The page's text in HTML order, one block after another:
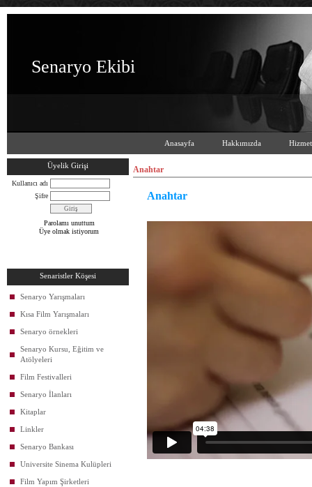
Senaryo Ekibi
Anasayfa Hakkımızda
Üyelik Girişi
Kullanıcı adı
Şifre
Parolamı unuttum
Üye olmak istiyorum
Senaristler Köşesi
Senaryo Yarışmaları
Kısa Film Yarışmaları
Senaryo örnekleri
Senaryo Kursu, Eğitim ve
Atölyeleri
Film Festivalleri
Senaryo İlanları
Kitaplar
Linkler
Senaryo Bankası
Universite Sinema Kulüpleri
Film Yapım Şirketleri
Anahtar
Anahtar